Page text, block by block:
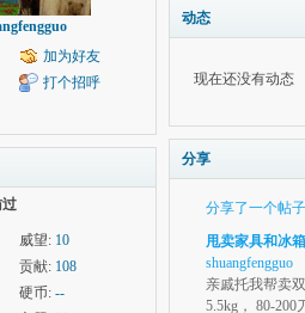
加为好友
打个招呼
过
威望: 10
贡献: 108
硬币: --
动态
现在还没有动态
分享
分享了一个帖子
甩卖家具和冰
shuangfengguo
亲戚托我帮卖
5.5kg， 80-200